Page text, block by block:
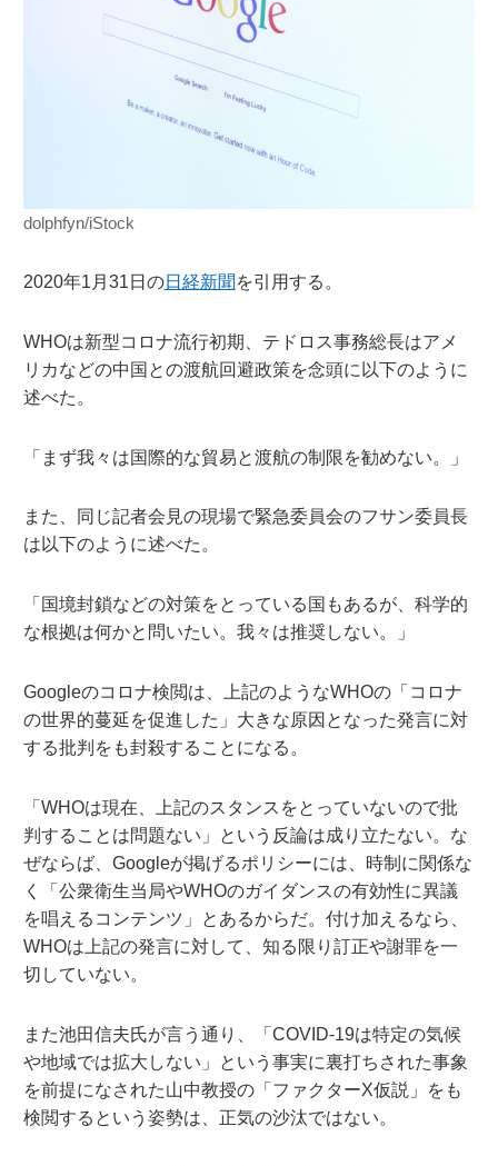
dolphfyn/iStock
2020年1月31日の日経新聞 を引用する。
WHOは新型コロナ流行初期、テドロス事務総長はアメ
リカなどの中国との渡航回避政策を念頭に以下のように
述べた。
「まず我々は国際的な貿易と渡航の制限を勧めない。」
また、同じ記者会見の現場で緊急委員会のフサン委員長
は以下のように述べた。
「国境封鎖などの対策をとっている国もあるが、科学的
な根拠は何かと問いたい。我々は推奨しない。」
Googleのコロナ検閲は、上記のようなWHOの「コロナ
の世界的蔓延を促進した」大きな原因となった発言に対
する批判をも封殺することになる。
「WHOは現在、上記のスタンスをとっていないので批
判することは問題ない」という反論は成り立たない。な
ぜならば、Googleが掲げるポリシーには、時制に関係な
く「公衆衛生当局やWHOのガイダンスの有効性に異議
を唱えるコンテンツ」とあるからだ。付け加えるなら、
WHOは上記の発言に対して、知る限り訂正や謝罪を一
切していない。
また池田信夫氏が言う通り、「COVID-19は特定の気候
や地域では拡大しない」という事実に裏打ちされた事象
を前提になされた山中教授の「ファクターX仮説」をも
検閲するという姿勢は、正気の沙汰ではない。